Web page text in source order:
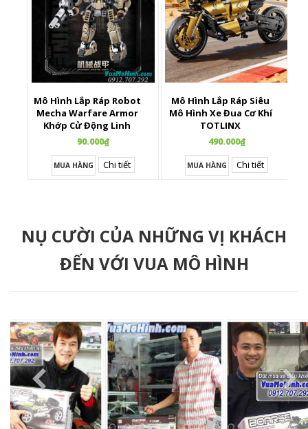
Mô Hình Lắp Ráp Robot
Mecha Warfare Armor
Khớp Cử Động Linh
Hoạt
90.000₫
MUA HÀNG Chi tiết
Mô Hình Lắp Ráp Siêu
Mô Hình Xe Đua Cơ Khí
TOTLINX
490.000₫
MUA HÀNG Chi tiết
NỤ CƯỜI CỦA NHỮNG VỊ KHÁCH
ĐẾN VỚI VUA MÔ HÌNH